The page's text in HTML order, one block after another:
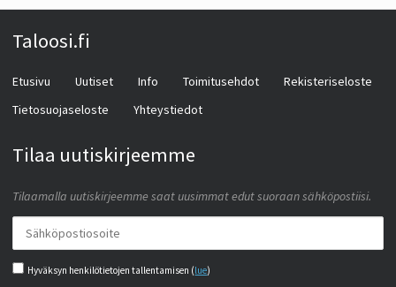
Taloosi.fi
Etusivu Uutiset Info Toimitusehdot
Rekisteriseloste
Tietosuojaseloste
Yhteystiedot
Tilaa uutiskirjeemme
Tilaamalla uutiskirjeemme saat uusimmat edut suoraan sähköpostiisi.
Hyväksyn henkilötietojen tallentamisen (lue)